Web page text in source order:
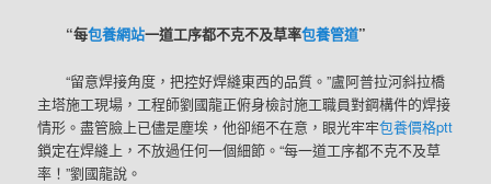
“每包養網站一道工序都不克不及草率包養管道”
“留意焊接角度，把控好焊縫東西的品質。”盧阿普拉河斜拉橋
主塔施工現場，工程師劉國龍正俯身檢討施工職員對鋼構件的焊接
情形。盡管臉上已儘是塵埃，他卻絕不在意，眼光牢牢包養價格ptt
鎖定在焊縫上，不放過任何一個細節。“每一道工序都不克不及草
率！”劉國龍說。